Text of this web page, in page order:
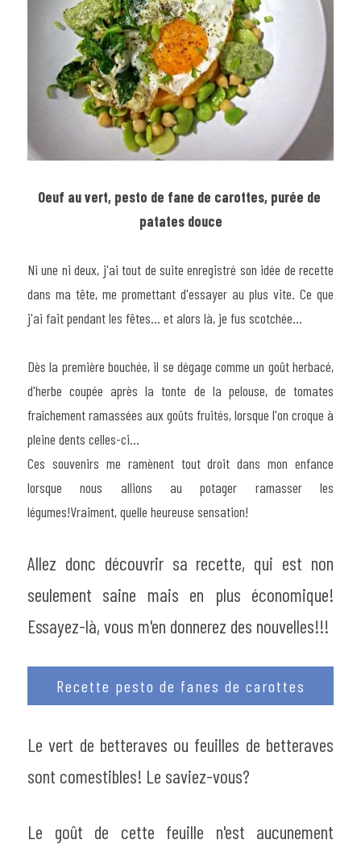
Oeuf au vert, pesto de fane de carottes, purée de
patates douce
Ni une ni deux, j'ai tout de suite enregistré son idée de recette
dans ma tête, me promettant d'essayer au plus vite. Ce que
j'ai fait pendant les fêtes... et alors là, je fus scotchée...
Dès la première bouchée, il se dégage comme un goût herbacé,
d'herbe coupée après la tonte de la pelouse, de tomates
fraîchement ramassées aux goûts fruités, lorsque l'on croque à
pleine dents celles-ci...
Ces souvenirs me ramènent tout droit dans mon enfance
lorsque nous allions au potager ramasser les
légumes!Vraiment, quelle heureuse sensation!
Allez donc découvrir sa recette, qui est non
seulement saine mais en plus économique!
Essayez-là, vous m'en donnerez des nouvelles!!!
Recette pesto de fanes de carottes
Le vert de betteraves ou feuilles de betteraves
sont comestibles! Le saviez-vous?
Le goût de cette feuille n'est aucunement